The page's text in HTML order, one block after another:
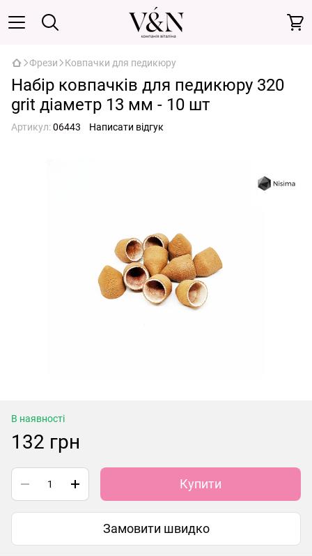
Фрези Ковпачки для педикюру
Набір ковпачків для педикюру 320
grit діаметр 13 мм - 10 шт
Артикул:06443 Написати відгук
В наявності
132 грн
Купити
Замовити швидко